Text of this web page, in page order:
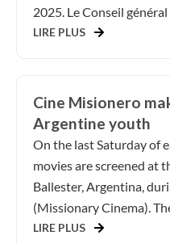
2025. Le Conseil général
LIRE PLUS
Cine Misionero
Argentine youth
On the last Saturday of
movies are screened at
Ballester, Argentina,
(Missionary Cinema).
LIRE PLUS